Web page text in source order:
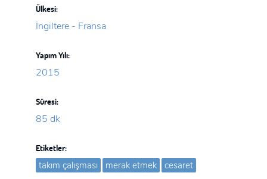
Ülkesi:
İngiltere - Fransa
Yapım Yılı:
2015
Süresi:
85 dk
Etiketler:
takım çalışması merak etmek cesaret